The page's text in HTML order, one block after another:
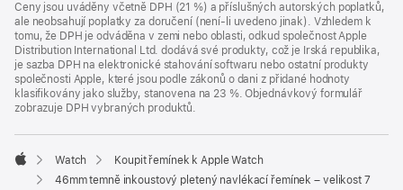
Ceny jsou uváděny včetně DPH (21 %) a příslušných autorských poplatků,
ale neobsahují poplatky za doručení (není-li uvedeno jinak). Vzhledem k
tomu, že DPH je odváděna v zemi nebo oblasti, odkud společnost Apple
Distribution International Ltd. dodává své produkty, což je Irská republika,
je sazba DPH na elektronické stahování softwaru nebo ostatní produkty
společnosti Apple, které jsou podle zákonů o dani z přidané hodnoty
klasifikovány jako služby, stanovena na 23 %. Objednávkový formulář
zobrazuje DPH vybraných produktů.
Apple
Watch
Koupit řemínek k Apple Watch
46mm temně inkoustový pletený navlékací řemínek – velikost 7